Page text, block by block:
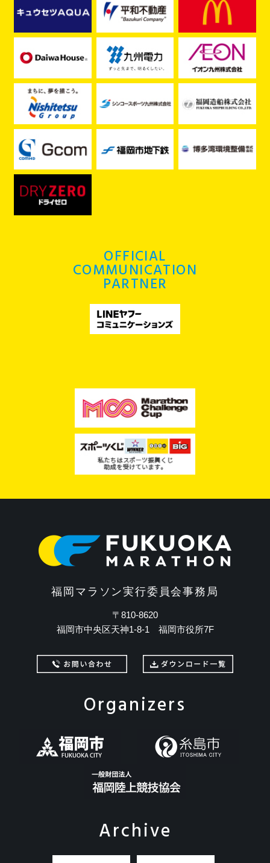
OFFICIAL
COMMUNICATION
PARTNER
福岡マラソン実行委員会事務局
〒810-8620
福岡市中央区天神1-8-1 福岡市役所7F
Organizers
Archive